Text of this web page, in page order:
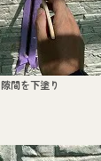
隙間を下塗り